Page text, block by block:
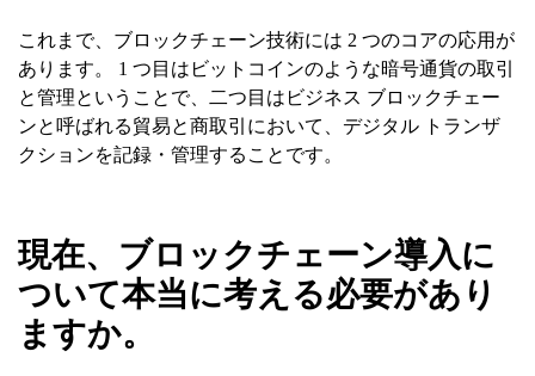
これまで、ブロックチェーン技術には 2 つのコアの応用が
あります。 1 つ目はビットコインのような暗号通貨の取引
と管理ということで、二つ目はビジネス ブロックチェー
ンと呼ばれる貿易と商取引において、デジタル トランザ
クションを記録・管理することです。
現在、ブロックチェーン導入に
ついて本当に考える必要があり
ますか。